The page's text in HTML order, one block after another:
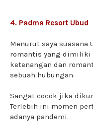
4. Padma Resort Ubud
Menurut saya suasana
romantis yang dimiliki
ketenangan dan
sebuah hubungan.
Sangat cocok jika
Terlebih ini momen
adanya pandemi.